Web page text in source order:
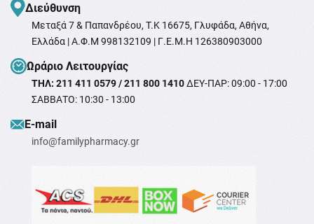
Διεύθυνση
Μεταξά 7 & Παπανδρέου, T.K 16675, Γλυφάδα, Αθήνα,
Ελλάδα | Α.Φ.Μ 998132109 | Γ.Ε.Μ.Η 126380903000
Ωράριο Λειτουργίας
ΤΗΛ: 211 411 0579 / 211 800 1410ΔΕΥ-ΠΑΡ: 09:00 - 17:00
ΣΑΒΒΑΤΟ: 10:30 - 13:00
Ε-mail
info@familypharmacy.gr